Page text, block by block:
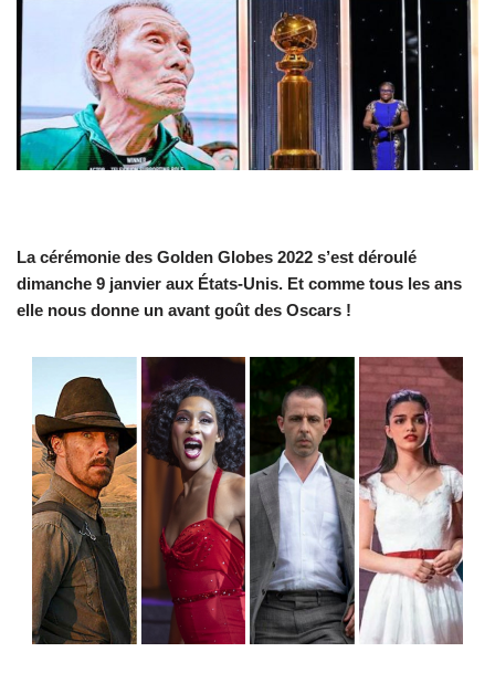
La cérémonie des Golden Globes 2022 s’est déroulé
dimanche 9 janvier aux États-Unis. Et comme tous les ans
elle nous donne un avant goût des Oscars !